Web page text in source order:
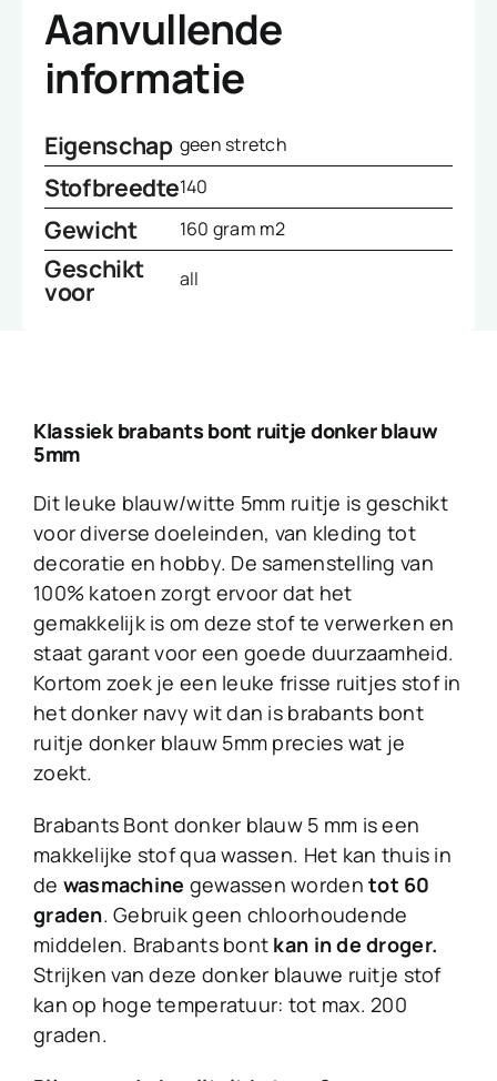
Aanvullende
informatie
Eigenschap geen stretch
Stofbreedte140
Gewicht 160 gram m2
Geschikt
voor all
Klassiek brabants bont ruitje donker blauw
5mm
Dit leuke blauw/witte 5mm ruitje is geschikt
voor diverse doeleinden, van kleding tot
decoratie en hobby. De samenstelling van
100% katoen zorgt ervoor dat het
gemakkelijk is om deze stof te verwerken en
staat garant voor een goede duurzaamheid.
Kortom zoek je een leuke frisse ruitjes stof in
het donker navy wit dan is brabants bont
ruitje donker blauw 5mm precies wat je
zoekt.
Brabants Bont donker blauw 5 mm is een
makkelijke stof qua wassen. Het kan thuis in
de wasmachine gewassen wordentot 60
graden. Gebruik geen chloorhoudende
middelen. Brabants bont kan in de droger.
Strijken van deze donker blauwe ruitje stof
kan op hoge temperatuur: tot max. 200
graden.